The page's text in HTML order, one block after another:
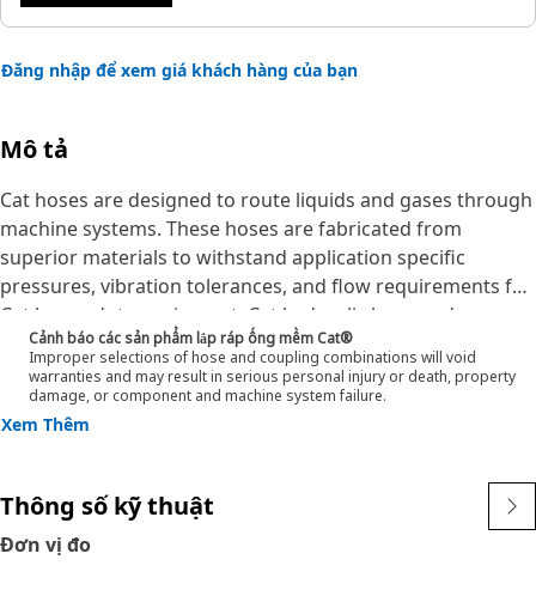
Đăng nhập để xem giá khách hàng của bạn
Mô tả
Cat hoses are designed to route liquids and gases through
machine systems. These hoses are fabricated from
superior materials to withstand application specific
pressures, vibration tolerances, and flow requirements for
Cat heavy-duty equipment. Cat hydraulic hose and
couplings are subjected to the most rigorous testing
processes in the industry. Every Cat hose and coupling
combination is tested as a system to ensure a perfect fit
that yields maximum safety and dependability.
temperature synthetic rubber tube and single high tensile
steel wire braid reinforcement. The outer cover is oil,
weather, and abrasion resistant synthetic rubber.
Cảnh báo các sản phẩm lắp ráp ống mềm Cat®
Improper selections of hose and coupling combinations will void
warranties and may result in serious personal injury or death, property
damage, or component and machine system failure.
Xem Thêm
Thông số kỹ thuật
Đơn vị đo